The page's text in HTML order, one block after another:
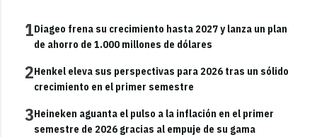
1Diageo frena su crecimiento hasta 2027 y lanza un plan
de ahorro de 1.000 millones de dólares
2Henkel eleva sus perspectivas para 2026 tras un sólido
crecimiento en el primer semestre
3Heineken aguanta el pulso a la inflación en el primer
semestre de 2026 gracias al empuje de su gama